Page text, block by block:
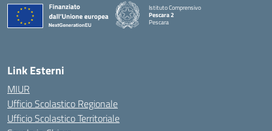
Istituto Comprensivo
Pescara 2
Pescara
Link Esterni
MIUR
Ufficio Scolastico Regionale
Ufficio Scolastico Territoriale